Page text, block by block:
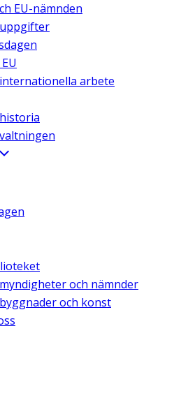
EU-nämnden
arbete
och nämnder
och konst